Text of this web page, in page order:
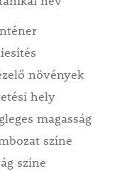
növények
hely
magasság
színe
színe